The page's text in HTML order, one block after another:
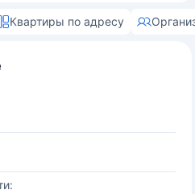
Квартиры по адресу